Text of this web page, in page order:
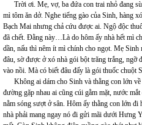
Trời ơi. Mẹ, vợ, ba đứa con trai nhỏ đang
mì tôm ăn dở. Nghe tiếng gào của Sinh, hàng
Bạch Mai nhưng chả cứu được ai. Ngộ độc
đã chết. Đằng này…Là do hôm ấy nhà hết mì
dần, nấu thì nêm ít mì chính cho ngọt. Mẹ
đâu, sờ được ở xó nhà gói bột trăng trắng, ngỡ
vào nồi. Mà có biết đâu đấy là gói thuốc chuột
Không ai dám cho Sinh và thằng con lớn
đường gặp nhau ai cũng cúi gằm mặt, nước
nằm sóng sượt ở sân. Hôm ấy thằng con lớn
nhà phải mang ngay nó đi gửi mãi dưới Hưng